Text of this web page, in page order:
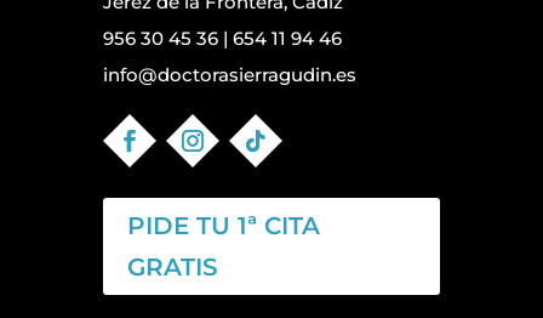
956 30 45 36| 654 11 94 46
info@doctorasierragudin.es
PIDE TU 1ª CITA
GRATIS